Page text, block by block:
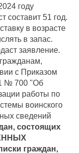
году
составит 51 год.
в возрасте
в запас.
заявление.
с Приказом
№ 700 "Об
работы по
воинского
сведений
состоящих
граждан,